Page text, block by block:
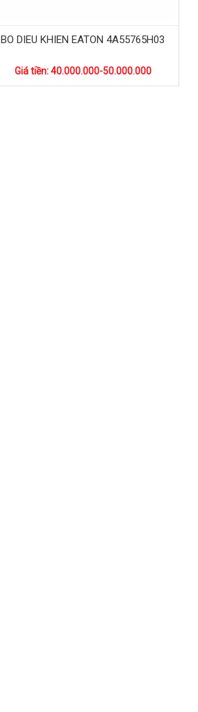
BO DIEU KHIEN EATON 4A55765H03
Giá tiền: 40.000.000-50.000.000